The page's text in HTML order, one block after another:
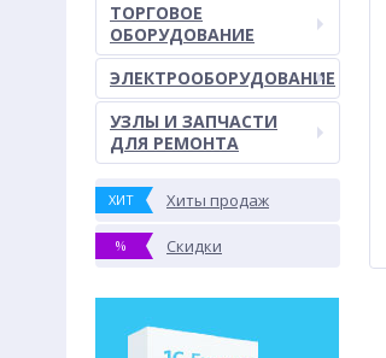
ТОРГОВОЕ
ОБОРУДОВАНИЕ
ЭЛЕКТРООБОРУДОВАНИЕ
УЗЛЫ И ЗАПЧАСТИ
ДЛЯ РЕМОНТА
ХИТ Хиты продаж
% Скидки